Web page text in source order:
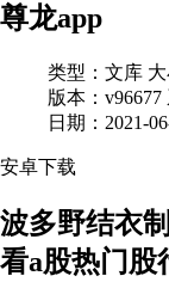
尊龙app
类型：文库
版本：v96677
日期：2021-
安卓下载
波多野结衣
看a股热门